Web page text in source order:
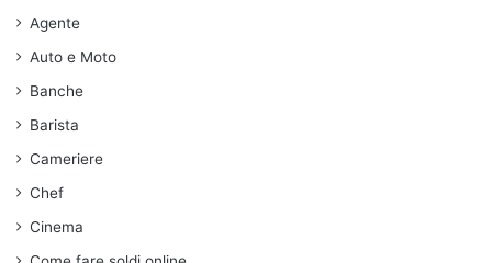
Agente
Auto e Moto
Banche
Barista
Cameriere
Chef
Cinema